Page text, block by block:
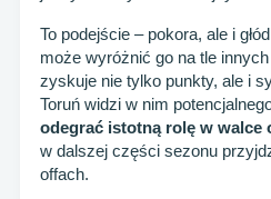
To podejście – pokora, ale i
może wyróżnić go na tle
zyskuje nie tylko punkty, ale i
Toruń widzi w nim
odegrać istotną rolę w walce
w dalszej części sezonu
offach.